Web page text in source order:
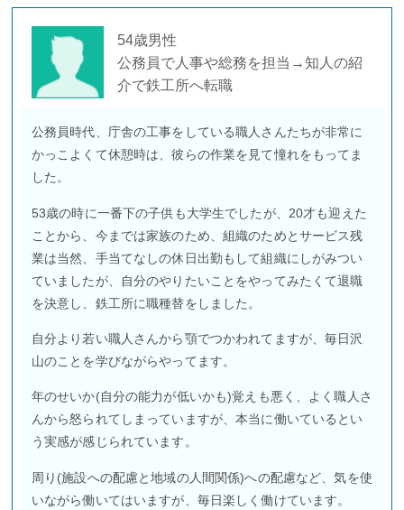
54歳男性
公務員で人事や総務を担当→知人の紹
介で鉄工所へ転職
公務員時代、庁舎の工事をしている職人さんたちが非常に
かっこよくて休憩時は、彼らの作業を見て憧れをもってま
した。
53歳の時に一番下の子供も大学生でしたが、20才も迎えた
ことから、今までは家族のため、組織のためとサービス残
業は当然、手当てなしの休日出勤もして組織にしがみつい
ていましたが、自分のやりたいことをやってみたくて退職
を決意し、鉄工所に職種替をしました。
自分より若い職人さんから顎でつかわれてますが、毎日沢
山のことを学びながらやってます。
年のせいか(自分の能力が低いかも)覚えも悪く、よく職人さ
んから怒られてしまっていますが、本当に働いているとい
う実感が感じられています。
周り(施設への配慮と地域の人間関係)への配慮など、気を使
いながら働いてはいますが、毎日楽しく働けています。